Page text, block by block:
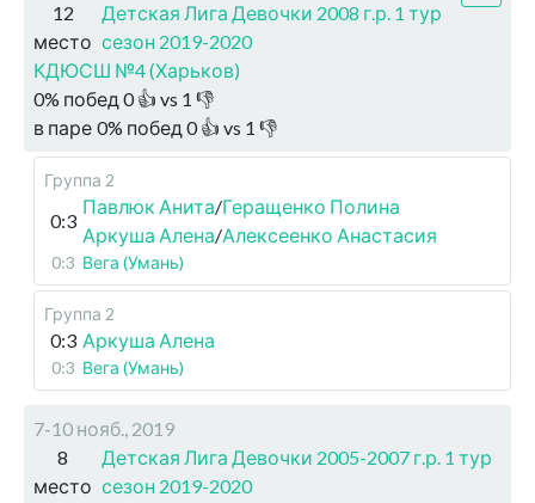
12
место
Детская Лига Девочки 2008 г.р. 1 тур
сезон 2019-2020
КДЮСШ №4 (Харьков)
0% побед 0👍 vs 1 👎
в паре 0% побед 0👍 vs 1 👎
Группа 2
0:3
Павлюк Анита/Геращенко Полина
Аркуша Алена/Алексеенко Анастасия
0:3 Вега (Умань)
Группа 2
0:3 Аркуша Алена
0:3 Вега (Умань)
7-10 нояб., 2019
8
место
Детская Лига Девочки 2005-2007 г.р. 1 тур
сезон 2019-2020